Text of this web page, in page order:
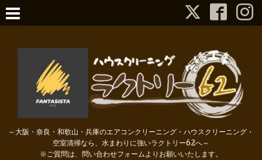
～大阪・奈良・和歌山・兵庫のエアコンクリーニング・ハウスクリーニング・
空室清掃なら、水まわりに強いラクトリー62へ～
※ご質問は、問い合わせフォームよりお願いいたします。